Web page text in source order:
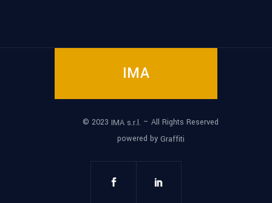
IMA
© 2023 IMA s.r.l. – All Rights Reserved
powered by Graffiti